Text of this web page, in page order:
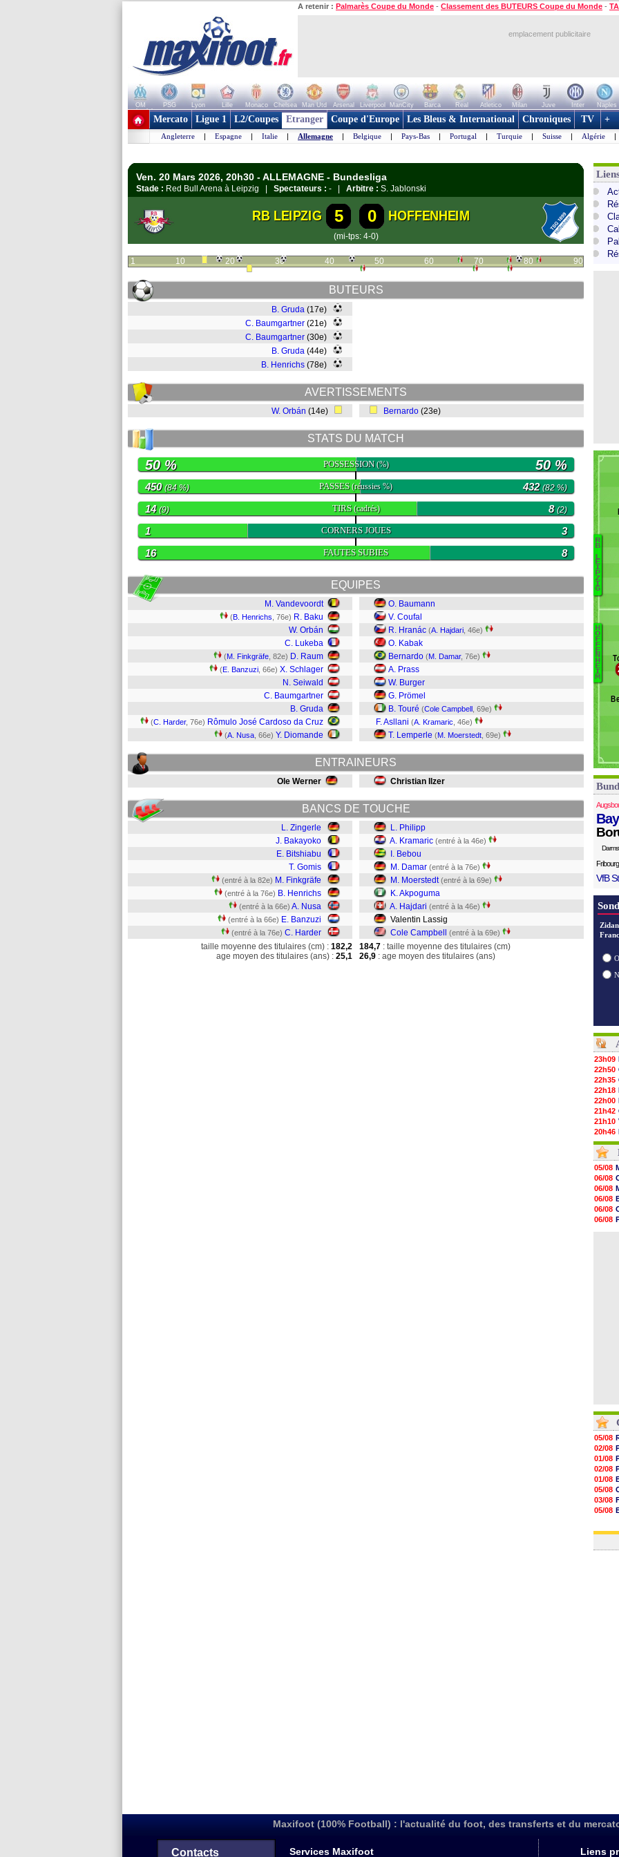
A retenir : Palmarès Coupe du Monde - Classement des BUTEURS Coupe du Monde -
emplacement publicitaire
OM PSG Lyon Lille Monaco Chelsea Man Utd Arsenal Liverpool ManCity Barca Real Atletico Milan Juve Inter Naples
+ de clubs
Mercato Ligue 1 L2/Coupes Etranger Coupe d'Europe Les Bleus & International Chroniques TV +
Angleterre | Espagne | Italie | Allemagne | Belgique | Pays-Bas | Portugal | Turquie | Suisse | Algérie |
Ven. 20 Mars 2026, 20h30 - ALLEMAGNE - Bundesliga
Stade : Red Bull Arena à Leipzig | Spectateurs : - | Arbitre : S. Jablonski
RB LEIPZIG 5 0 HOFFENHEIM
(mi-tps: 4-0)
1 10 20 30 40 50 60 70 80 90
BUTEURS
B. Gruda (17e)
C. Baumgartner (21e)
C. Baumgartner (30e)
B. Gruda (44e)
B. Henrichs (78e)
AVERTISSEMENTS
W. Orbán (14e) Bernardo (23e)
STATS DU MATCH
POSSESSION(%)
50 % 50 %
PASSES(réussies %)
450(84 %) 432(82 %)
TIRS(cadrés)
14 (9) 8(2)
CORNERS JOUES
1 3
FAUTES SUBIES
16 8
EQUIPES
M. Vandevoordt
(B. Henrichs , 76e) R. Baku
W. Orbán
C. Lukeba
(M. Finkgräfe , 82e) D. Raum
(E. Banzuzi , 66e) X. Schlager
N. Seiwald
C. Baumgartner
B. Gruda
(C. Harder, 76e) Rômulo José Cardoso da Cruz
(A. Nusa , 66e) Y. Diomande
O. Baumann
V. Coufal
R. Hranác (A. Hajdari , 46e)
O. Kabak
Bernardo (M. Damar, 76e)
A. Prass
W. Burger
G. Prömel
B. Touré (Cole Campbell , 69e)
F. Asllani (A. Kramaric , 46e)
T. Lemperle (M. Moerstedt , 69e)
ENTRAINEURS
Ole Werner Christian Ilzer
BANCS DE TOUCHE
L. Zingerle
J. Bakayoko
E. Bitshiabu
T. Gomis
(entré à la 82e) M. Finkgräfe
(entré à la 76e) B. Henrichs
(entré à la 66e) A. Nusa
(entré à la 66e) E. Banzuzi
(entré à la 76e) C. Harder
L. Philipp
A. Kramaric (entré à la 46e)
I. Bebou
M. Damar (entré à la 76e)
M. Moerstedt (entré à la 69e)
K. Akpoguma
A. Hajdari (entré à la 46e)
Valentin Lassig
Cole Campbell
(entré à la 69e)
taille moyenne des titulaires (cm) : 182,2
age moyen des titulaires (ans) : 25,1
184,7 : taille moyenne des titulaires (cm)
26,9 : age moyen des titulaires (ans)
R
B
L
E
I
P
Z
I
G
H
O
F
F
E
N
H
E
I
M
Fribourg
VfB
23h09
22h50
22h35
22h18
22h00
21h42
21h10
20h46
20h30
20h01
19h18
19h09
18h48
18h37
18h29
17h58
17h46
05/08
06/08
06/08
06/08
06/08
06/08
05/08
02/08
01/08
02/08
01/08
05/08
03/08
05/08
03/08
Maxifoot (100% Football) : l'actualité du foot, des transferts et du
Contacts Services Maxifoot Liens